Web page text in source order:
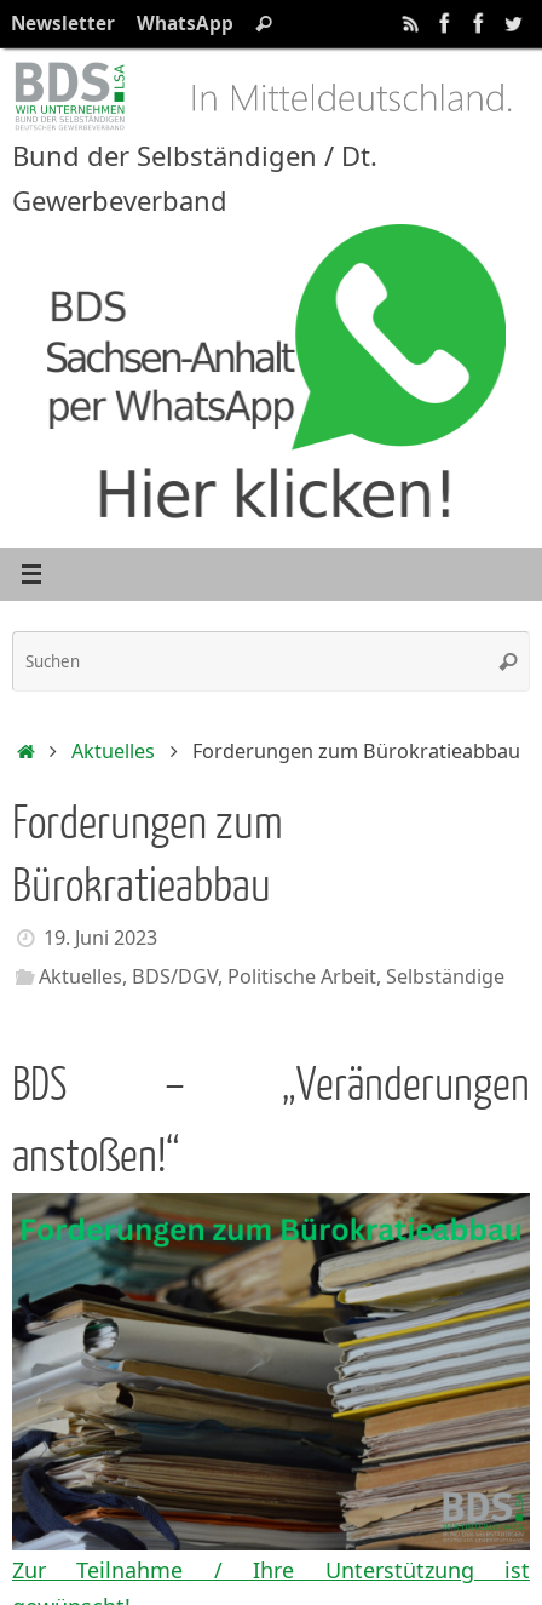
Zum
Inhalt
springen
Newsletter WhatsApp
nach:
Suchen
Bund der Selbständigen / Dt.
Gewerbeverband
StartAktuelles Forderungen zum Bürokratieabbau
Forderungen zum
Bürokratieabbau
19. Juni 2023
Aktuelles, BDS/DGV, Politische Arbeit, Selbständige
BDS – „Veränderungen
anstoßen!“
Zur Teilnahme / Ihre Unterstützung ist